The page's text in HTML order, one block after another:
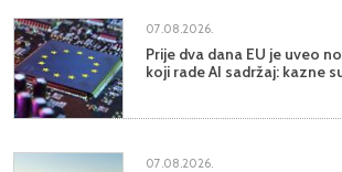
07.08.2026.
Prije dva dana EU je uveo
koji rade AI sadržaj: kazne
07.08.2026.